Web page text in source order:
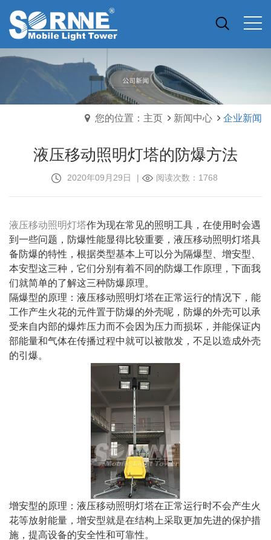
您的位置：主页 新闻中心 企业新闻
液压移动照明灯塔的防爆方法
2020年09月29日 | 阅读次数：1768
液压移动照明灯塔作为现在常见的照明工具，在使用时会遇
到一些问题，防爆性能显得比较重要，液压移动照明灯塔具
备防爆的特性，根据类型基本上可以分为隔爆型、增安型、
本安型这三种，它们分别有着不同的防爆工作原理，下面我
们就简单的了解这三种防爆原理。
隔爆型的原理：液压移动照明灯塔在正常运行的情况下，能
工作产生火花的元件置于防爆的外壳呢，防爆的外壳可以承
受来自内部的爆炸压力而不会因为压力而损坏，并能保证内
部能量和气体在传播过程中就可以被散发，不足以造成外壳
的引爆。
增安型的原理：液压移动照明灯塔在正常运行时不会产生火
花等放射能量，增安型就是在结构上采取更加先进的保护措
施，提高设备的安全性和可靠性。